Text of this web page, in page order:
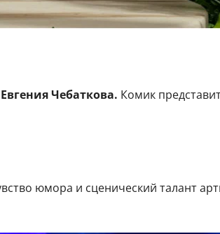
Чебаткова. Комик
юмора и сценический талант